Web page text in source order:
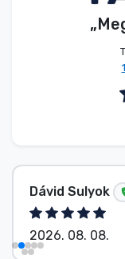
Dávid Sulyok
2026. 08. 08.